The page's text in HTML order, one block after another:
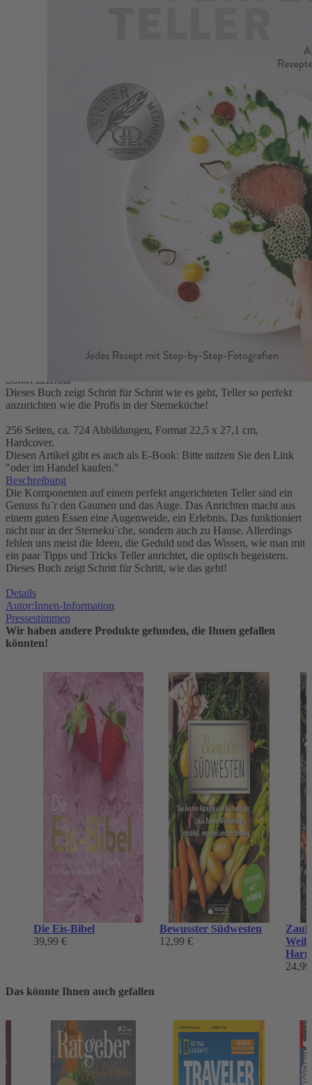
Zum Anfang der Bildergalerie springen
Der perfekte Teller
Anrichten wie die Profis: Rezepte, Tipps & Inspirationen. Jedes
oder im Handel kaufen
Sofort lieferbar
Dieses Buch zeigt Schritt für Schritt wie es geht, Teller so perfekt
anzurichten wie die Profis in der Sterneküche!
256 Seiten, ca. 724 Abbildungen, Format 22,5 x 27,1 cm,
Hardcover.
Diesen Artikel gibt es auch als E-Book: Bitte nutzen Sie den Link
"oder im Handel kaufen."
Beschreibung
Die Komponenten auf einem perfekt angerichteten Teller sind ein
Genuss fu¨r den Gaumen und das Auge. Das Anrichten macht aus
einem guten Essen eine Augenweide, ein Erlebnis. Das funktioniert
nicht nur in der Sterneku¨che, sondern auch zu Hause. Allerdings
fehlen uns meist die Ideen, die Geduld und das Wissen, wie man mit
ein paar Tipps und Tricks Teller anrichtet, die optisch begeistern.
Dieses Buch zeigt Schritt für Schritt, wie das geht!
Details
Autor:Innen-Information
Pressestimmen
Wir haben andere Produkte gefunden, die Ihnen gefallen
könnten!
Die Eis-Bibel
39,99 €
Bewusster Südwesten
12,99 €
Das könnte Ihnen auch gefallen